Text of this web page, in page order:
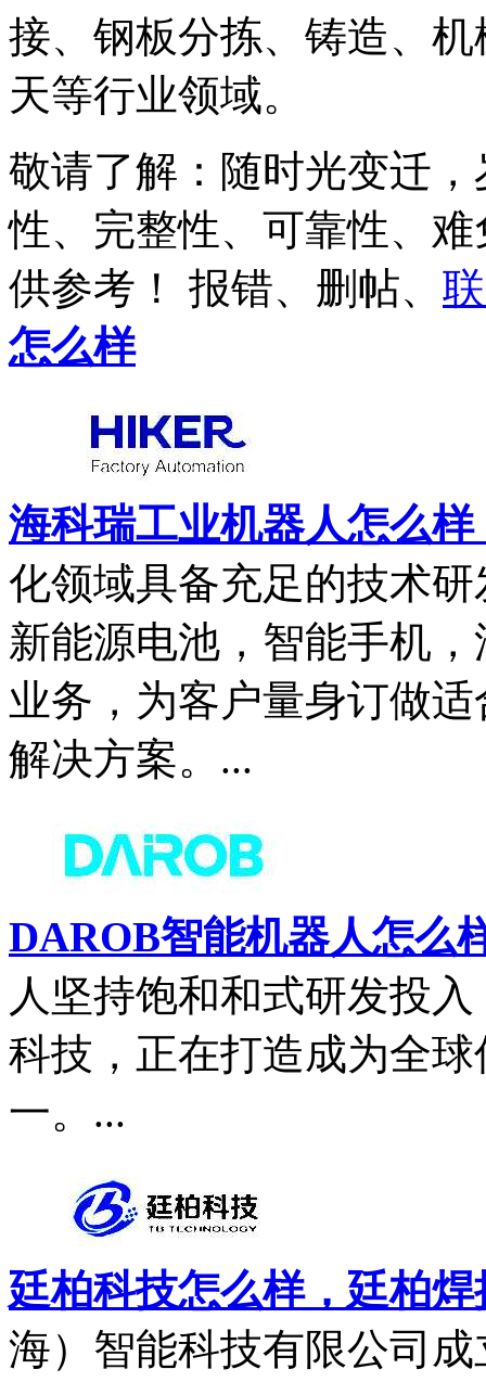
接、钢板分拣、铸造、
天等行业领域。
敬请了解 ：随时光变迁
性、完整性、可靠性、
供参考 ！ 报错、删帖、
怎么样
海科瑞工业机器人怎么
化领域具备充足的技术
新能源电池，智能手机
业务，为客户量身订做
解决方案。...
DAROB智能机器人怎么
人坚持饱和和式研发投
科技，正在打造成为全
一。...
廷柏科技怎么样，廷柏
海）智能科技有限公司